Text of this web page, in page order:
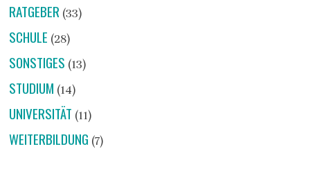
RATGEBER(33)
SCHULE (28)
SONSTIGES (13)
STUDIUM (14)
UNIVERSITÄT (11)
WEITERBILDUNG (7)